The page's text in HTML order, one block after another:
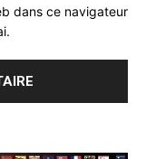
dans ce navigateur